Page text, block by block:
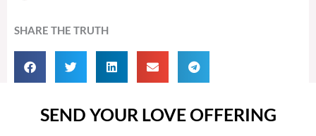
SHARE THE TRUTH
SEND YOUR LOVE OFFERING